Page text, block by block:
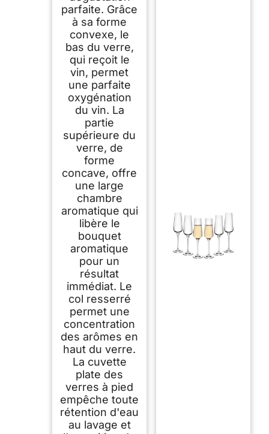
parfaite. Grâce
à sa forme
convexe, le
bas du verre,
qui reçoit le
vin, permet
une parfaite
oxygénation
du vin. La
partie
supérieure du
verre, de
forme
concave, offre
une large
chambre
aromatique qui
libère le
bouquet
aromatique
pour un
résultat
immédiat. Le
col resserré
permet une
concentration
des arômes en
haut du verre.
La cuvette
plate des
verres à pied
empêche toute
rétention d'eau
au lavage et